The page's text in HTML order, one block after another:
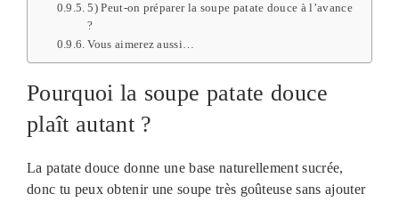
5) Peut-on préparer la soupe patate douce à l’avance
?
Vous aimerez aussi…
Pourquoi la soupe patate douce
plaît autant ?
La patate douce donne une base naturellement sucrée,
donc tu peux obtenir une soupe très goûteuse sans ajouter